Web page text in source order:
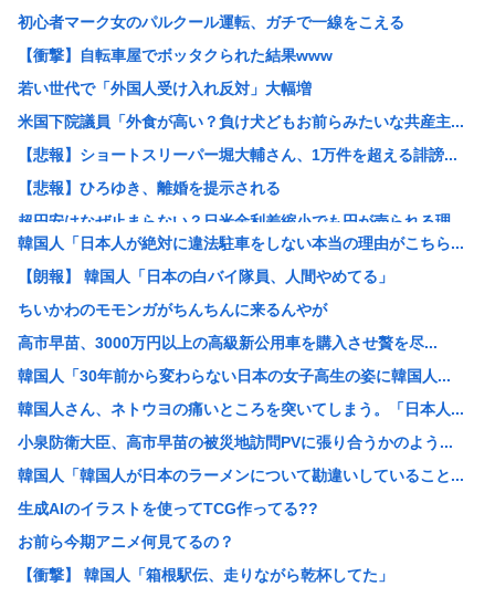
初心者マーク女のパルクール運転、ガチで一線をこえる
【衝撃】自転車屋でボッタクられた結果www
若い世代で「外国人受け入れ反対」大幅増
米国下院議員「外食が高い？負け犬どもお前らみたいな共産主...
【悲報】ショートスリーパー堀大輔さん、1万件を超える誹謗...
【悲報】ひろゆき、離婚を提示される
超円安はなぜ止まらない？日米金利差縮小でも円が売られる理...
女さん「自分の衣食住は自分で稼ごう！」男「ほな妊娠出産の...
日本列島さん、人間が住めるエリアの少なさが流石に厳しいw...
【画像】姪っ子集団「おじちゃん、夏休みの間ずっと泊ってく...
【画像】娘「亡くなったパパの引き出しの中身片付けよ…あっ...
【画像】水泳部員さん、全員ギリギリ見えないwww
【悲報】他人をよく否定する性格の人は、親ガチャ失敗率が高...
【朗報】岸田健作さん、中居正広氏の熊本支援を受け「気遣い...
【悲報】AI信者「声優の声を生成するのは合法!どうやって...
【困惑】岸田健作、中居正広氏の優しさを回顧「タガメは錆び...
阿波おどりで女性の体強調した無断動画拡散、憤る踊り手「悲...
【画像】JKダンス部、胸元が垂れ下がり色白の乳が見えてし...
韓国人「日本人が絶対に違法駐車をしない本当の理由がこちら...
【朗報】 韓国人「日本の白バイ隊員、人間やめてる」
ちいかわのモモンガがちんちんに来るんやが
高市早苗、3000万円以上の高級新公用車を購入させ贅を尽...
韓国人「30年前から変わらない日本の女子高生の姿に韓国人...
韓国人さん、ネトウヨの痛いところを突いてしまう。「日本人...
小泉防衛大臣、高市早苗の被災地訪問PVに張り合うかのよう...
韓国人「韓国人が日本のラーメンについて勘違いしていること...
生成AIのイラストを使ってTCG作ってる??
お前ら今期アニメ何見てるの？
【衝撃】 韓国人「箱根駅伝、走りながら乾杯してた」